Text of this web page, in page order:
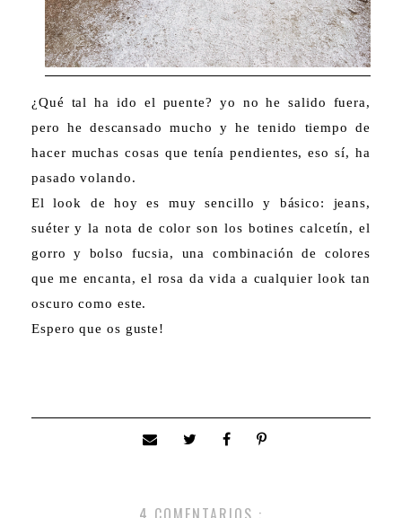
¿Qué tal ha ido el puente? yo no he salido fuera,
pero he descansado mucho y he tenido tiempo de
hacer muchas cosas que tenía pendientes, eso sí, ha
pasado volando.
El look de hoy es muy sencillo y básico: jeans,
suéter y la nota de color son los botines calcetín, el
gorro y bolso fucsia, una combinación de colores
que me encanta, el rosa da vida a cualquier look tan
oscuro como este.
Espero que os guste!